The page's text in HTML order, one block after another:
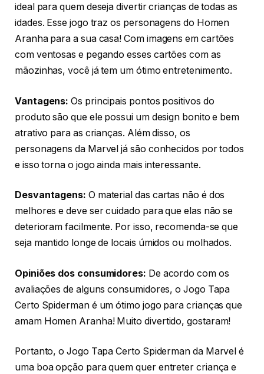
ideal para quem deseja divertir crianças de todas as
idades. Esse jogo traz os personagens do Homen
Aranha para a sua casa! Com imagens em cartões
com ventosas e pegando esses cartões com as
mãozinhas, você já tem um ótimo entretenimento.
Vantagens: Os principais pontos positivos do
produto são que ele possui um design bonito e bem
atrativo para as crianças. Além disso, os
personagens da Marvel já são conhecidos por todos
e isso torna o jogo ainda mais interessante.
Desvantagens: O material das cartas não é dos
melhores e deve ser cuidado para que elas não se
deterioram facilmente. Por isso, recomenda-se que
seja mantido longe de locais úmidos ou molhados.
Opiniões dos consumidores: De acordo com os
avaliações de alguns consumidores, o Jogo Tapa
Certo Spiderman é um ótimo jogo para crianças que
amam Homen Aranha! Muito divertido, gostaram!
Portanto, o Jogo Tapa Certo Spiderman da Marvel é
uma boa opção para quem quer entreter criança e